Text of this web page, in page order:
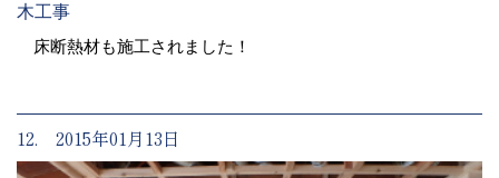
木工事
床断熱材も施工されました！
12. 2015年01月13日